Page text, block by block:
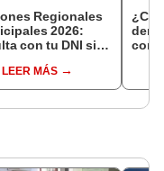
Regionales
2026:
con tu DNI si
para este 4 de
en el link oficial
LEER MÁS
con